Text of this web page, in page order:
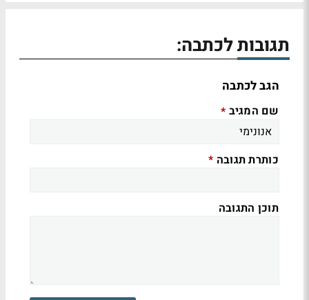
תגובות לכתבה:
הגב לכתבה
שם המגיב *
כותרת תגובה *
תוכן התגובה